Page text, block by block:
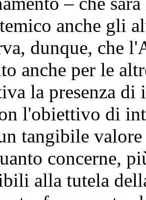
anche gli
dunque, che
anche per le
la presenza di
l'obiettivo di
tangibile
concerne,
alla tutela